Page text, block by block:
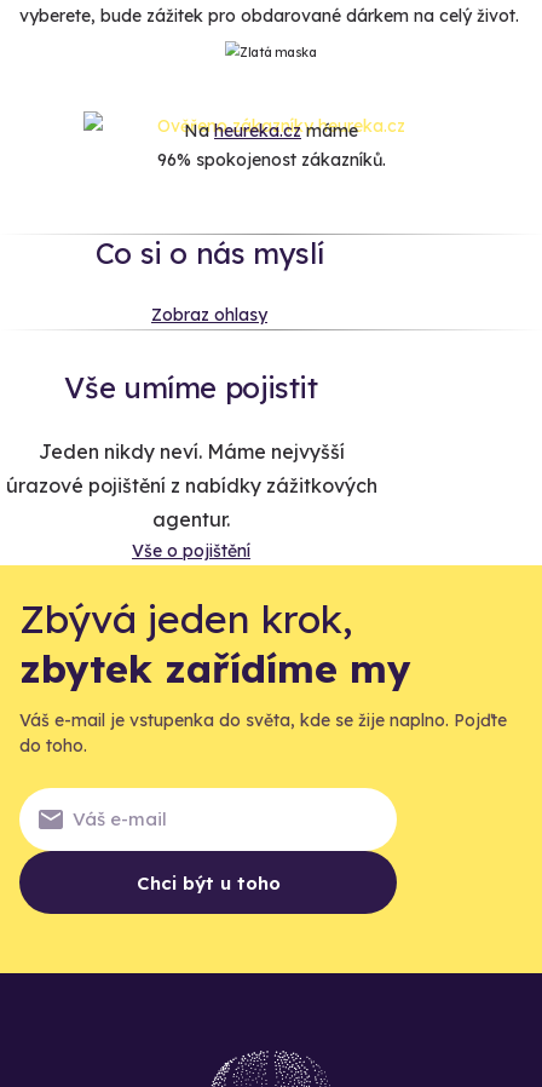
vyberete, bude zážitek pro obdarované dárkem na celý život.
Naheureka.czmáme
96% spokojenost zákazníků.
Co si o nás myslí
Zobraz ohlasy
Vše umíme pojistit
Jeden nikdy neví. Máme nejvyšší
úrazové pojištění z nabídky zážitkových
agentur.
Vše o pojištění
Zbývá jeden krok,
zbytek zařídíme my
Váš e-mail je vstupenka do světa, kde se žije naplno. Pojďte
do toho.
Chci být u toho